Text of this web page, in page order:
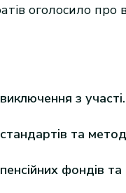
оголосило
з участі.
та
фондів та